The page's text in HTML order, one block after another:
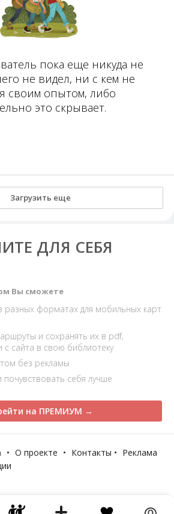
пока еще никуда не
не видел, ни с кем не
своим опытом, либо
это скрывает.
Загрузить еще
ДЛЯ СЕБЯ
Вы сможете
разных форматах для мобильных карт
и сохранять их в pdf,
с сайта в свою библиотеку
без рекламы
себя лучше
на ПРЕМИУМ →
• О проекте • Контакты • Реклама